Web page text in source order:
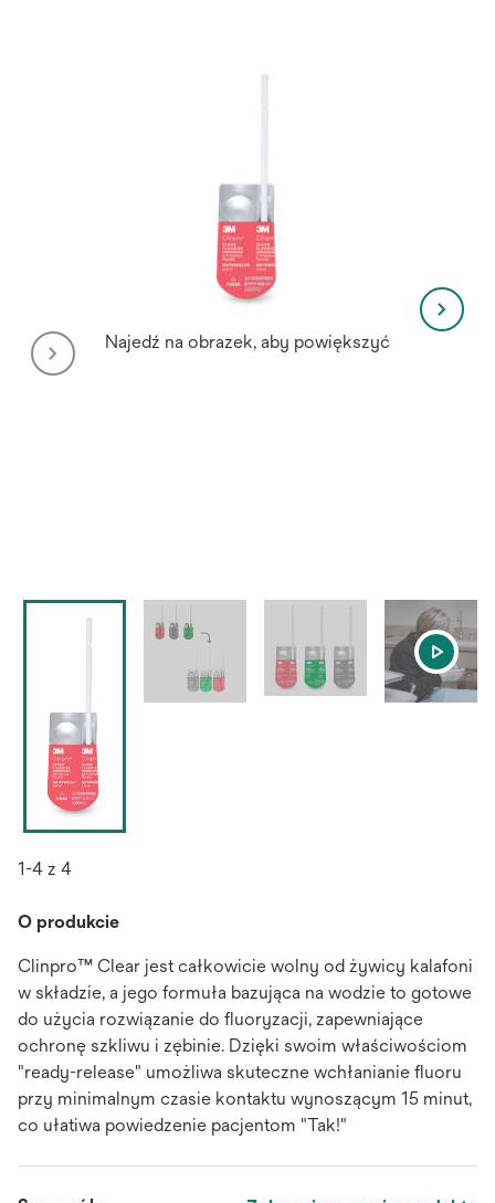
Najedź na obrazek, aby powiększyć
1-4 z 4
O produkcie
Clinpro™ Clear jest całkowicie wolny od żywicy kalafoni
w składzie, a jego formuła bazująca na wodzie to gotowe
do użycia rozwiązanie do fluoryzacji, zapewniające
ochronę szkliwu i zębinie. Dzięki swoim właściwościom
"ready-release" umożliwa skuteczne wchłanianie fluoru
przy minimalnym czasie kontaktu wynoszącym 15 minut,
co ułatiwa powiedzenie pacjentom "Tak!"